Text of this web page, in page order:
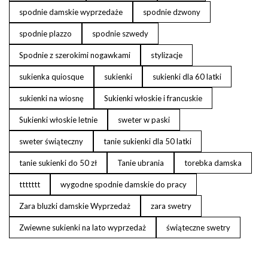
spodnie damskie wyprzedaże spodnie dzwony
spodnie plazzo spodnie szwedy
Spodnie z szerokimi nogawkami stylizacje
sukienka quiosque sukienki sukienki dla 60 latki
sukienki na wiosnę Sukienki włoskie i francuskie
Sukienki włoskie letnie sweter w paski
sweter świąteczny tanie sukienki dla 50 latki
tanie sukienki do 50 zł Tanie ubrania torebka damska
ttttttt wygodne spodnie damskie do pracy
Zara bluzki damskie Wyprzedaż zara swetry
Zwiewne sukienki na lato wyprzedaż świąteczne swetry